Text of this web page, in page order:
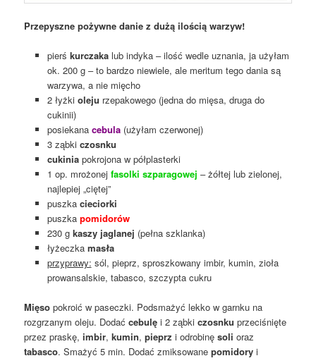
Przepyszne pożywne danie z dużą ilością warzyw!
pierś kurczakalub indyka – ilość wedle uznania, ja użyłam
ok. 200 g – to bardzo niewiele, ale meritum tego dania są
warzywa, a nie mięcho
2 łyżki oleju rzepakowego (jedna do mięsa, druga do
cukinii)
posiekana cebula(użyłam czerwonej)
3 ząbki czosnku
cukiniapokrojona w półplasterki
1 op. mrożonejfasolki szparagowej – żółtej lub zielonej,
najlepiej „ciętej”
puszka cieciorki
puszka pomidorów
230 g kaszy jaglanej (pełna szklanka)
łyżeczka masła
przyprawy: sól, pieprz, sproszkowany imbir, kumin, zioła
prowansalskie, tabasco, szczypta cukru
Mięso pokroić w paseczki. Podsmażyć lekko w garnku na
rozgrzanym oleju. Dodaćcebulę i 2 ząbkiczosnku przeciśnięte
przez praskę,imbir,kumin,pieprz i odrobinęsoli oraz
tabasco. Smażyć 5 min. Dodać zmiksowanepomidory i